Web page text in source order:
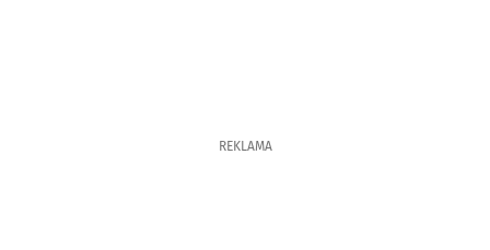
REKLAMA